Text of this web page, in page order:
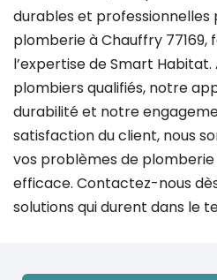
durables et
plomberie à Chauffry 77169,
l’expertise de Smart
plombiers qualifiés, notre
durabilité et notre
satisfaction du client, nous
vos problèmes de
efficace. Contactez-nous
solutions qui durent dans le